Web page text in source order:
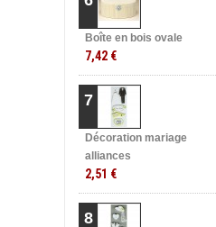
Boîte en bois ovale
7,42 €
7
Décoration mariage
alliances
2,51 €
8